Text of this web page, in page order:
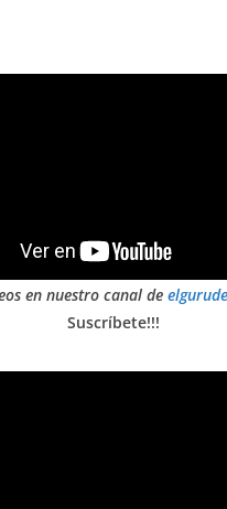
en nuestro canal de
Suscríbete!!!